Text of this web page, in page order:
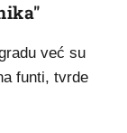
već su
funti, tvrde